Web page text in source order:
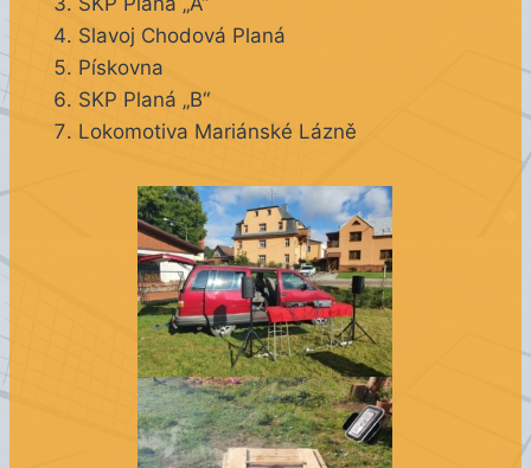
Slavoj Chodová Planá
Pískovna
SKP Planá „B“
Lokomotiva Mariánské Lázně